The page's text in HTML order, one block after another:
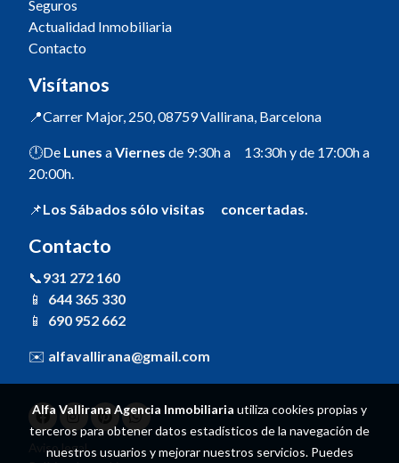
Seguros
Actualidad Inmobiliaria
Contacto
Visítanos
📍Carrer Major, 250, 08759 Vallirana, Barcelona
🕛De Lunes aViernes de 9:30h a 13:30h y de 17:00h a
20:00h.
📌Los Sábados sólo visitas concertadas.
Contacto
📞931 272 160
📱 644 365 330
📱 690 952 662
✉️ alfavallirana@gmail.com
Aviso legal
Alfa Vallirana Agencia Inmobiliaria utiliza cookies propias y
terceros para obtener datos estadísticos de la navegación de
nuestros usuarios y mejorar nuestros servicios. Puedes